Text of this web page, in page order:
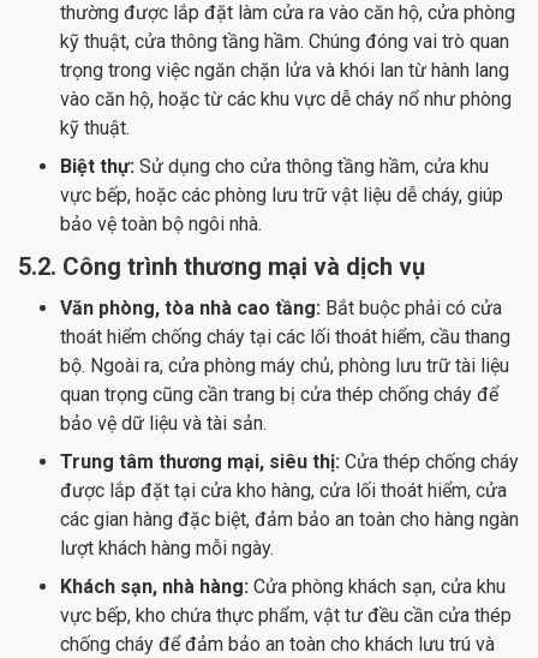
thường được lắp đặt làm cửa ra vào căn hộ, cửa phòng
kỹ thuật, cửa thông tầng hầm. Chúng đóng vai trò quan
trọng trong việc ngăn chặn lửa và khói lan từ hành lang
vào căn hộ, hoặc từ các khu vực dễ cháy nổ như phòng
kỹ thuật.
Biệt thự: Sử dụng cho cửa thông tầng hầm, cửa khu
vực bếp, hoặc các phòng lưu trữ vật liệu dễ cháy, giúp
bảo vệ toàn bộ ngôi nhà.
5.2. Công trình thương mại và dịch vụ
Văn phòng, tòa nhà cao tầng: Bắt buộc phải có cửa
thoát hiểm chống cháy tại các lối thoát hiểm, cầu thang
bộ. Ngoài ra, cửa phòng máy chủ, phòng lưu trữ tài liệu
quan trọng cũng cần trang bị cửa thép chống cháy để
bảo vệ dữ liệu và tài sản.
Trung tâm thương mại, siêu thị: Cửa thép chống cháy
được lắp đặt tại cửa kho hàng, cửa lối thoát hiểm, cửa
các gian hàng đặc biệt, đảm bảo an toàn cho hàng ngàn
lượt khách hàng mỗi ngày.
Khách sạn, nhà hàng: Cửa phòng khách sạn, cửa khu
vực bếp, kho chứa thực phẩm, vật tư đều cần cửa thép
chống cháy để đảm bảo an toàn cho khách lưu trú và